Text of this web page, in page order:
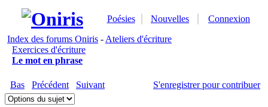
Poésies Nouvelles
Connexion
Index des forums Oniris - Ateliers d'écriture
Exercices d'écriture
Le mot en phrase
Bas Précédent Suivant S'enregistrer pour contribuer